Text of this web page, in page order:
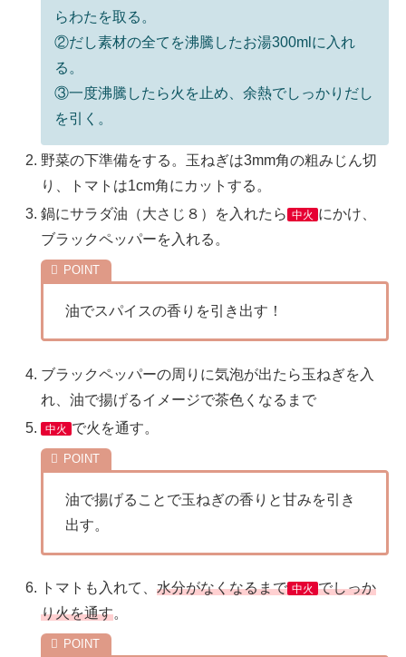
らわたを取る。
②だし素材の全てを沸騰したお湯300mlに入れ
る。
③一度沸騰したら火を止め、余熱でしっかりだし
を引く。
野菜の下準備をする。玉ねぎは3mm角の粗みじん切
り、トマトは1cm角にカットする。
鍋にサラダ油（大さじ８）を入れたら 中火 にかけ、
ブラックペッパーを入れる。
油でスパイスの香りを引き出す！
ブラックペッパーの周りに気泡が出たら玉ねぎを入
れ、油で揚げるイメージで茶色くなるまで
中火 で火を通す。
油で揚げることで玉ねぎの香りと甘みを引き
出す。
トマトも入れて、水分がなくなるまで 中火 でしっか
り火を通す。